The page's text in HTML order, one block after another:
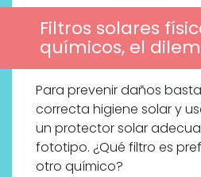
Filtros solares
químicos, el
Para prevenir daños
correcta higiene solar y
un protector solar
fototipo. ¿Qué filtro es
otro químico?